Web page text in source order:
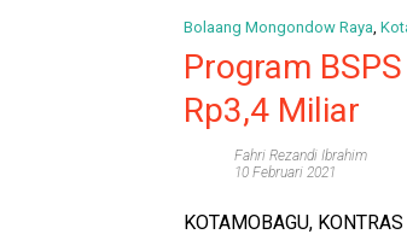
Bolaang Mongondow Raya,
Program
Rp3,4 Miliar
Fahri Rezandi Ibrahim
10 Februari 2021
KOTAMOBAGU,